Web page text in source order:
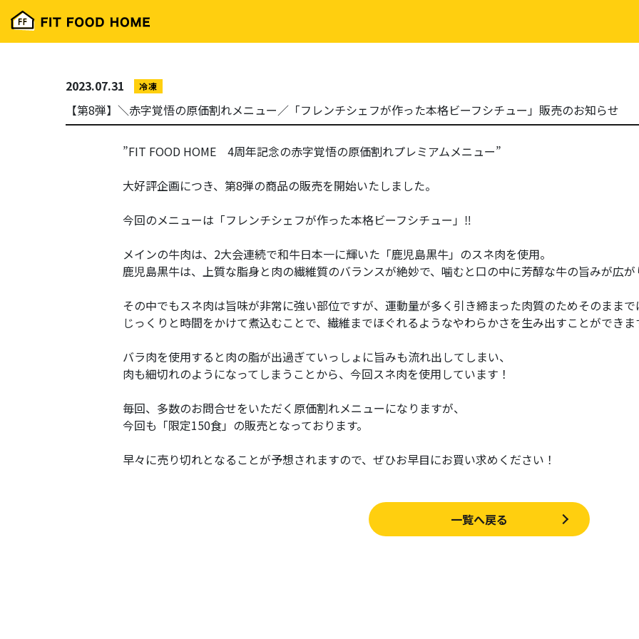
2023.07.31 冷凍
【第8弾】＼赤字覚悟の原価割れメニュー／「フレンチシェフが作った本格ビーフシチュー」販売のお知らせ
”FIT FOOD HOME 4周年記念の赤字覚悟の原価割れプレミアムメニュー”
大好評企画につき、第8弾の商品の販売を開始いたしました。
今回のメニューは「フレンチシェフが作った本格ビーフシチュー」‼
メインの牛肉は、2大会連続で和牛日本一に輝いた「鹿児島黒牛」のスネ肉を使用。
鹿児島黒牛は、上質な脂身と肉の繊維質のバランスが絶妙で、噛むと口の中に芳醇な牛の旨みが広が
その中でもスネ肉は旨味が非常に強い部位ですが、運動量が多く引き締まった肉質のためそのまま
じっくりと時間をかけて煮込むことで、繊維までほぐれるようなやわらかさを生み出すことができま
バラ肉を使用すると肉の脂が出過ぎていっしょに旨みも流れ出してしまい、
肉も細切れのようになってしまうことから、今回スネ肉を使用しています！
毎回、多数のお問合せをいただく原価割れメニューになりますが、
今回も「限定150食」の販売となっております。
早々に売り切れとなることが予想されますので、ぜひお早目にお買い求めください！
一覧へ戻る